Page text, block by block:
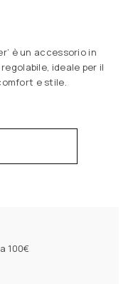
è un accessorio in
ideale per il
e stile.
100€